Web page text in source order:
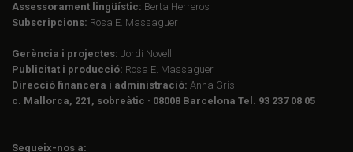
Assessorament lingüístic: Berta Herreros
Subscripcions: Rosa E. Massaguer
Gerència i projectes: Jordi Novell
Publicitat i producció: Rosa E. Massaguer
Direcció financera i administració: Anna Gris
c. Mallorca, 221, sobreàtic · 08008 Barcelona Tel. 93 237 08 05
Segueix-nos a: